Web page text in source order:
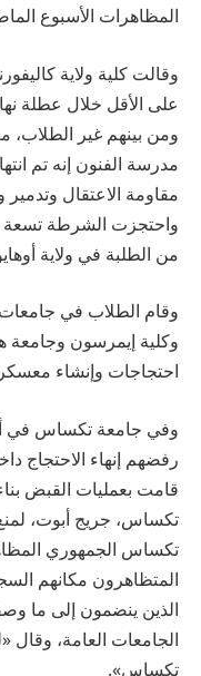
المظاهرات الأسبوع
وقالت كلية ولاية
على الأقل خلال عطلة
ومن بينهم غير الطلاب،
مدرسة الفنون إنه تم
مقاومة الاعتقال وتدمير
واحتجزت الشرطة تسعة
من الطلبة في ولاية
وقام الطلاب في
وكلية إيمرسون وجامعة
احتجاجات وإنشاء
رفضهم إنهاء الاحتجاج
قامت بعمليات القبض
تكساس، جريج أبوت،
تكساس الجمهوري
المتظاهرون مكانهم
الذين ينضمون إلى ما
الجامعات العامة، وقال
تكساس».